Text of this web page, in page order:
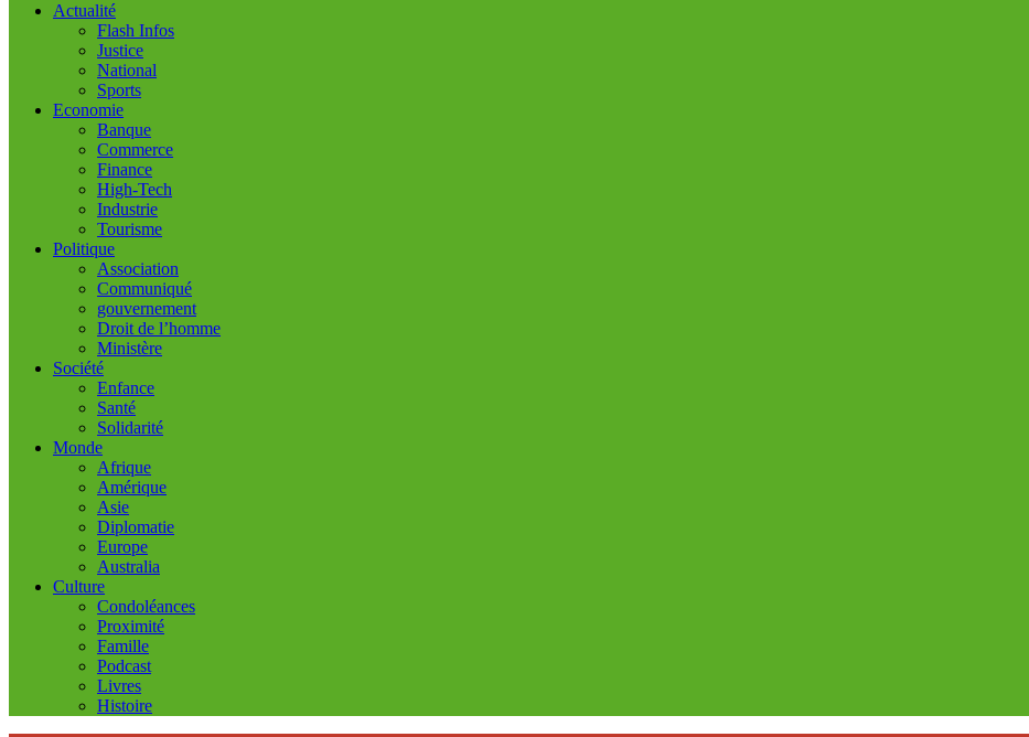
Actualité
Flash Infos
Justice
National
Sports
Economie
Banque
Commerce
Finance
High-Tech
Industrie
Tourisme
Politique
Association
Communiqué
gouvernement
Droit de l’homme
Ministère
Société
Enfance
Santé
Solidarité
Monde
Afrique
Amérique
Asie
Diplomatie
Europe
Australia
Culture
Condoléances
Proximité
Famille
Podcast
Livres
Histoire